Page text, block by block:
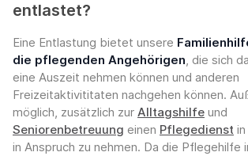
entlastet?
Eine Entlastung bietet unsere
die pflegenden Angehörigen, die sich
eine Auszeit nehmen können und anderen
Freizeitaktivititaten nachgehen können.
möglich, zusätzlich zur Alltagshilfe und
Seniorenbetreuung einen Pflegedienst
in Anspruch zu nehmen. Da die Pflegehilfe